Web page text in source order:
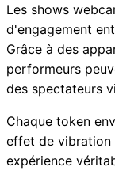
Les shows
d'engagement
Grâce à des
performeurs
des spectateurs
Chaque token
effet de vibration
expérience